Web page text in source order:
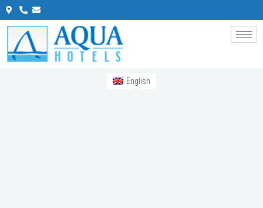
English